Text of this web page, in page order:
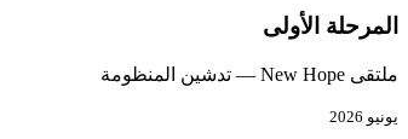
المرحلة الأولى
ملتقى New Hope — تدشين المنظومة
يونيو 2026